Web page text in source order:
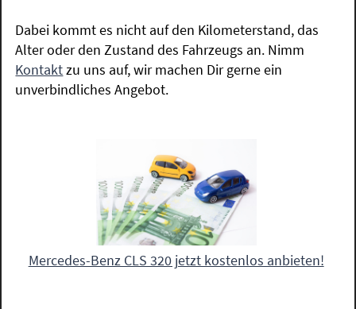
Dabei kommt es nicht auf den Kilometerstand, das
Alter oder den Zustand des Fahrzeugs an. Nimm
Kontaktzu uns auf, wir machen Dir gerne ein
unverbindliches Angebot.
Mercedes-Benz CLS 320 jetzt kostenlos anbieten!